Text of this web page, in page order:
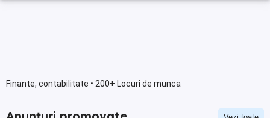
Finante, contabilitate • 200+ Locuri de munca